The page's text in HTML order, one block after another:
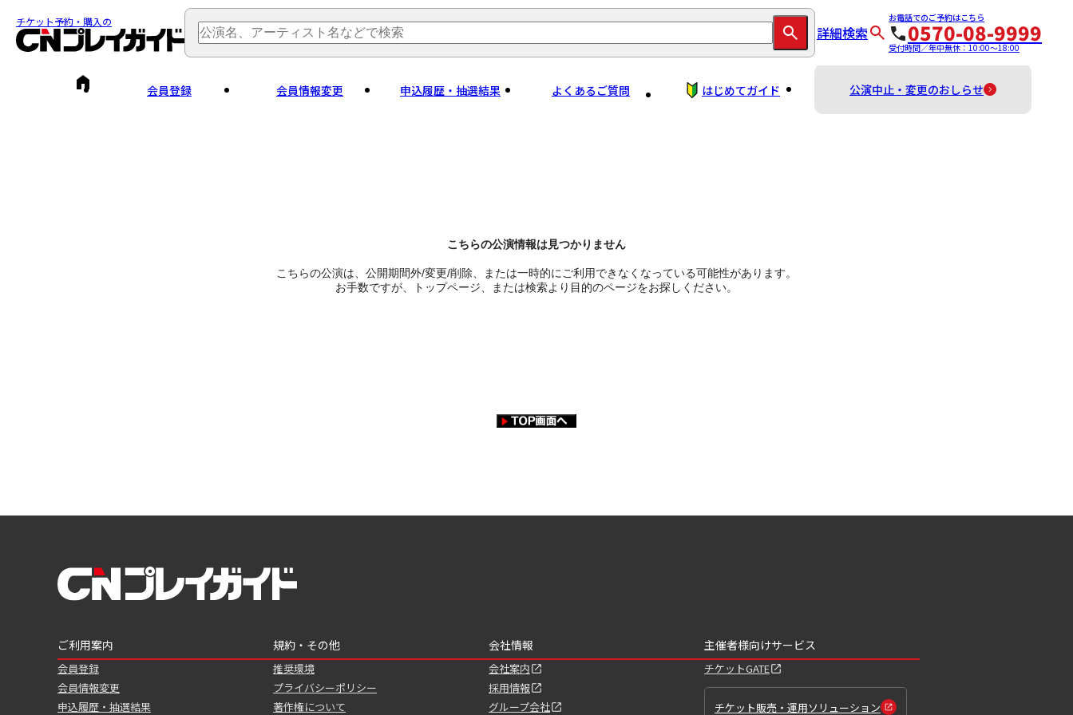
チケット予約・購入の
詳細検索
お電話でのご予約はこちら
0570-08-9999
受付時間／年中無休：10:00～18:00
会員登録 会員情報変更 申込履歴・抽選結果 よくあるご質問 はじめてガイド 公演中止・変更のおしらせ
こちらの公演情報は見つかりません
こちらの公演は、公開期間外/変更/削除、または一時的にご利用できなくなっている可能性があります。
お手数ですが、トップページ、または検索より目的のページをお探しください。
ご利用案内
会員登録
会員情報変更
申込履歴・抽選結果
規約・その他
推奨環境
プライバシーポリシー
著作権について
会社情報
会社案内
採用情報
グループ会社
主催者様向けサービス
チケットGATE
チケット販売・運用ソリューション